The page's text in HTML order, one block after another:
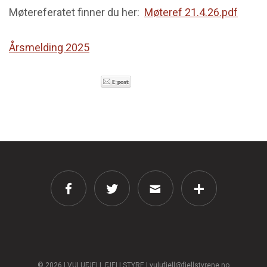
Trekningsmøte villreinjakt i Vulufjell 2026
Småviltjegere i Vulufjell 2026, trekningsresultat
Møtereferatet finner du her: Møteref 21.4.26.pdf
Årsmelding 2025
© 2026 | VULUFJELL FJELLSTYRE | vulufjell@fjellstyrene.no